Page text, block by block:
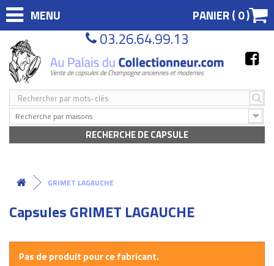
MENU PANIER (0)
03.26.64.99.13
Recherche par maisons
RECHERCHE DE CAPSULE
GRIMET LAGAUCHE
Capsules GRIMET LAGAUCHE
Pas de produit pour ce fabricant.